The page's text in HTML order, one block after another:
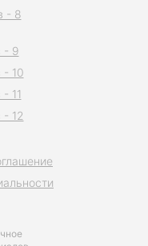
- 8
- 9
- 10
11
- 12